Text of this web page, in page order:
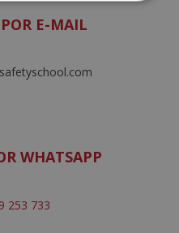
E-MAIL
WHATSAPP
253 733